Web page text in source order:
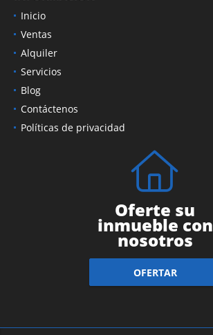
Inicio
Ventas
Alquiler
Servicios
Blog
Contáctenos
Políticas de privacidad
Oferte su
inmueble con
nosotros
OFERTAR